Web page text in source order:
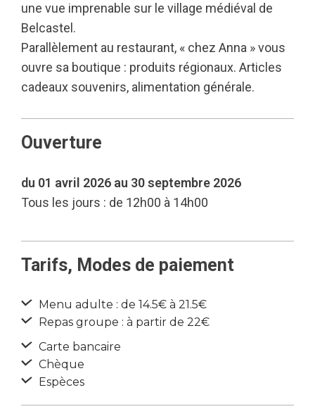
une vue imprenable sur le village médiéval de
Belcastel.
Parallèlement au restaurant, « chez Anna » vous
ouvre sa boutique : produits régionaux. Articles
cadeaux souvenirs, alimentation générale.
Ouverture
du 01 avril 2026 au 30 septembre 2026
Tous les jours : de 12h00 à 14h00
Tarifs, Modes de paiement
Menu adulte : de 14.5€ à 21.5€
Repas groupe : à partir de 22€
Carte bancaire
Chèque
Espèces